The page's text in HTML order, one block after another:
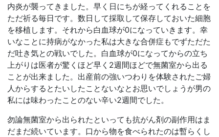
内炎が襲ってきました。早く日にちが経ってくれることを
ただ祈る毎日です。数日して採取して保存しておいた細胞
を移植します。それから白血球が0になっていきます。幸
いなことに持病がなかった私は大きな合併症もでずただた
だ吐き気との戦いでした。白血球が0になってからの立ち
上がりは医者が驚くほど早く2週間ほどで無菌室から出る
ことが出来ました。出産前の強いつわりを体験されたご婦
人からするとたいしたことないなとお思いでしょうが男の
私には味わったことのない辛い2週間でした。
勿論無菌室から出られたといっても抗がん剤の副作用はま
だまだ続いています。口から物を食べられたのは暫らくし